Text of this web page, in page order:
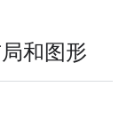
和图形